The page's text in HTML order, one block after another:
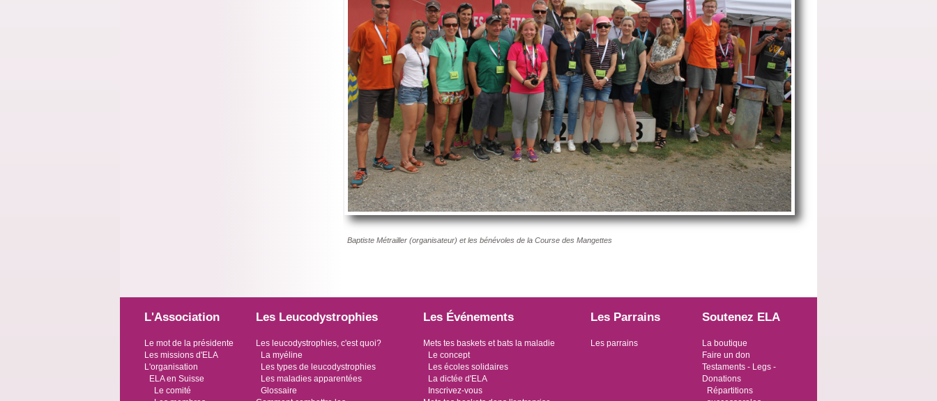
Baptiste Métrailler (organisateur) et les bénévoles de la Course des Mangettes
L'Association
Le mot de la présidente
Les missions d'ELA
L'organisation
ELA en Suisse
Le comité
Les Leucodystrophies
Les leucodystrophies, c'est quoi?
La myéline
Les types de leucodystrophies
Les maladies apparentées
Glossaire
Les Événements
Mets tes baskets et bats la maladie
Le concept
Les écoles solidaires
La dictée d'ELA
Inscrivez-vous
Les Parrains
Les parrains
Soutenez ELA
La boutique
Faire un don
Testaments - Legs -
Donations
Répartitions